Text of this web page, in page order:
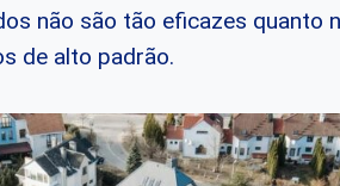
não são tão eficazes quanto
de alto padrão.